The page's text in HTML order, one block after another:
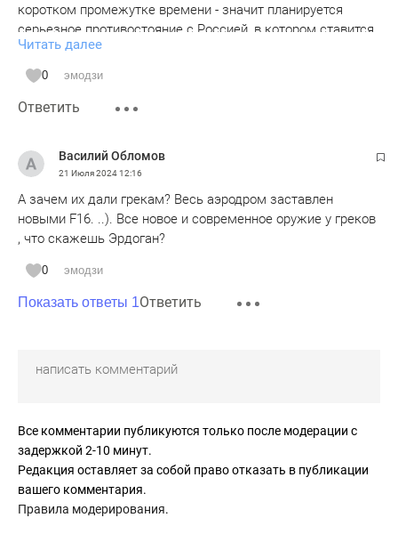
коротком промежутке времени - значит планируется
серьезное противостояние с Россией, в котором ставится
на кон многое.
Если 40-50, то значит дело просто в затягивании
конфликта, и желании поглядеть, что поменяется.
Если меньше 30 - то это просто подачка.
красивых самолетов с трезубцами на килях, стоящие на
летном поле, где-нибудь в Польше, потом окажется, что из
боевых вылетов и того меньше.
Это как Болгария передала Украине сотню БТР-60 от МВД
НРБ оставшихся, которые на консервации стояли еще с
80-х годов, и не такой консервации, как наши танки, хотя и
все, что можно было срезать, оставив только корпуса,
Читать далее
0 эмодзи
Ответить
Василий Обломов
21 Июля 202412:16
А зачем их дали грекам? Весь аэродром заставлен
новыми F16. ..). Все новое и современное оружие у греков
, что скажешь Эрдоган?
0 эмодзи
Показать ответы 1Ответить
Все комментарии публикуются только после модерации с
задержкой 2-10 минут.
Редакция оставляет за собой право отказать в публикации
вашего комментария.
Правила модерирования.